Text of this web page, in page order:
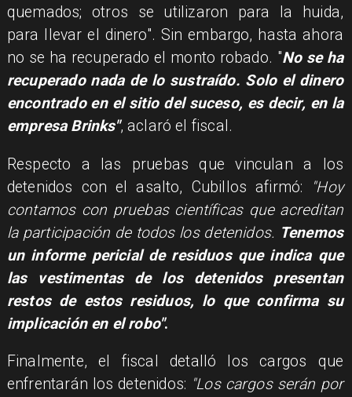
quemados; otros se utilizaron para la huida,
para llevar el dinero". Sin embargo, hasta ahora
no se ha recuperado el monto robado. "No se ha
recuperado nada de lo sustraído. Solo el dinero
encontrado en el sitio del suceso, es decir, en la
empresa Brinks", aclaró el fiscal.
Respecto a las pruebas que vinculan a los
detenidos con el asalto, Cubillos afirmó: "Hoy
contamos con pruebas científicas que acreditan
la participación de todos los detenidos. Tenemos
un informe pericial de residuos que indica que
las vestimentas de los detenidos presentan
restos de estos residuos, lo que confirma su
implicación en el robo".
Finalmente, el fiscal detalló los cargos que
enfrentarán los detenidos: "Los cargos serán por